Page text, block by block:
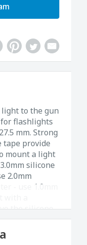
light to the gun
flashlights
mm. Strong
tape provide
mount a light
silicone
2.0mm
- use 1.0mm
a
the silicone
pads are